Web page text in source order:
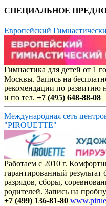
СПЕЦИАЛЬНОЕ
Европейский
Гимнастика для детей от 1
Москвы. Запись на
рекомендации по развитию
и по тел. +7 (495) 648-88-08
Международная сеть
"PIROUETTE"
Работаем с 2010 г.
гарантированный
разрядов, сборы,
родителей. Запись на
+7 (499) 136-81-80